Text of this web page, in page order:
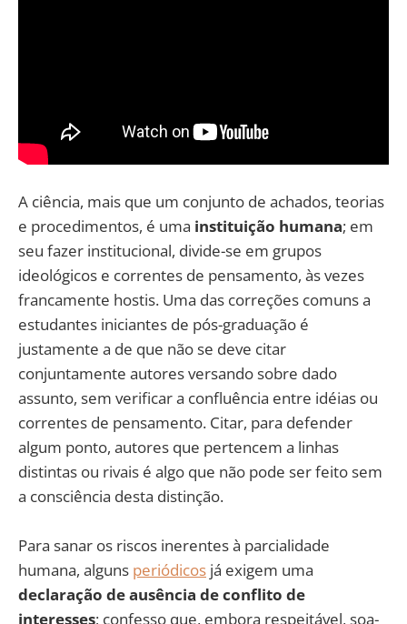
A ciência, mais que um conjunto de achados, teorias
e procedimentos, é uma instituição humana; em
seu fazer institucional, divide-se em grupos
ideológicos e correntes de pensamento, às vezes
francamente hostis. Uma das correções comuns a
estudantes iniciantes de pós-graduação é
justamente a de que não se deve citar
conjuntamente autores versando sobre dado
assunto, sem verificar a confluência entre idéias ou
correntes de pensamento. Citar, para defender
algum ponto, autores que pertencem a linhas
distintas ou rivais é algo que não pode ser feito sem
a consciência desta distinção.
Para sanar os riscos inerentes à parcialidade
humana, alguns periódicos já exigem uma
declaração de ausência de conflito de
interesses; confesso que, embora respeitável, soa-